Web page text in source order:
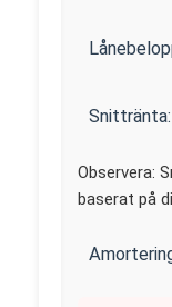
Snittränta:
Observera:
baserat på